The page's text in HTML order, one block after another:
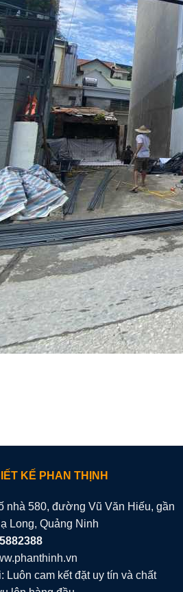
KẾ PHAN THỊNH
nhà 580, đường Vũ Văn Hiếu, gần
Long, Quảng Ninh
Luôn cam kết đặt uy tín và chất